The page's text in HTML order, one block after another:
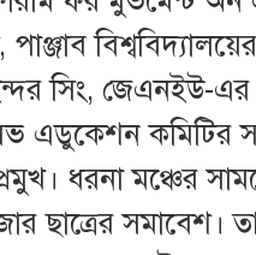
সিং, জেএনইউ-এর
এডুকেশন কমিটির
ধরনা মঞ্চের
ছাত্রের সমাবেশ।